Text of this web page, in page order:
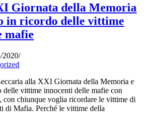
Difende
Le
Privatizzazioni
Giornata della Memoria
in ricordo delle vittime
mafie
2020
alla XXI Giornata della Memoria e
delle vittime innocenti delle mafie con
con chiunque voglia ricordare le vittime di
di Mafia. Perché le vittime della